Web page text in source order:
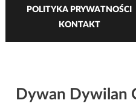
POLITYKA PRYWATNOŚCI
KONTAKT
Dywan Dywilan